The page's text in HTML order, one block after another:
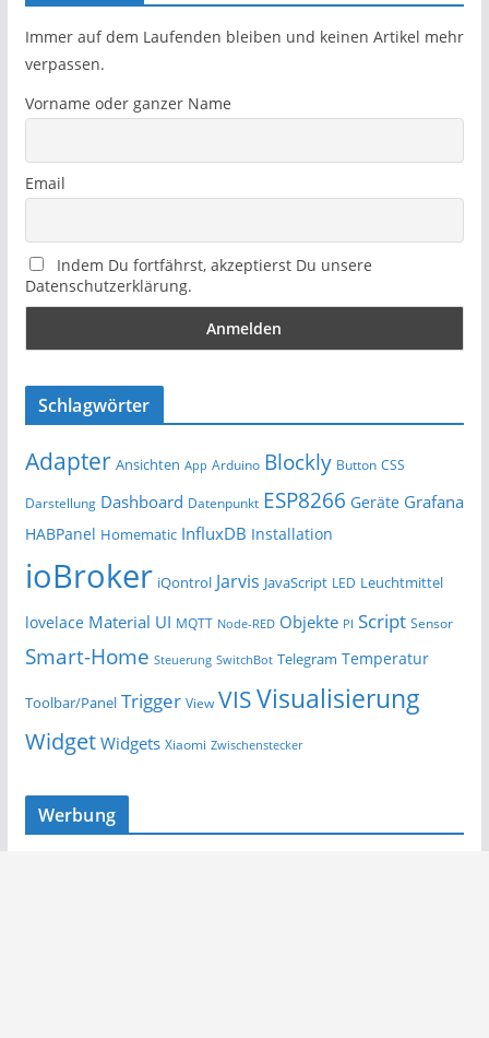
Immer auf dem Laufenden bleiben und keinen Artikel mehr
verpassen.
Vorname oder ganzer Name
Email
Indem Du fortfährst, akzeptierst Du unsere
Datenschutzerklärung.
Schlagwörter
Adapter Ansichten App Arduino Blockly Button CSS
Darstellung Dashboard Datenpunkt ESP8266 Geräte Grafana
HABPanel Homematic InfluxDB Installation
ioBroker iQontrol Jarvis JavaScript LED Leuchtmittel
lovelace Material UI MQTT Node-RED Objekte PI Script Sensor
Smart-Home Steuerung SwitchBot Telegram Temperatur
Toolbar/Panel Trigger View VISVisualisierung
Widget Widgets Xiaomi Zwischenstecker
Werbung